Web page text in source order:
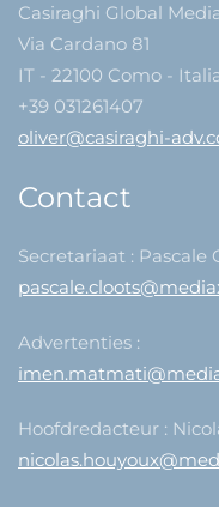
Casiraghi Global
Via Cardano 81
IT - 22100 Como -
+39 031261407
oliver@casiraghi-
Contact
Secretariaat : Pascale
Advertenties :
Hoofdredacteur :